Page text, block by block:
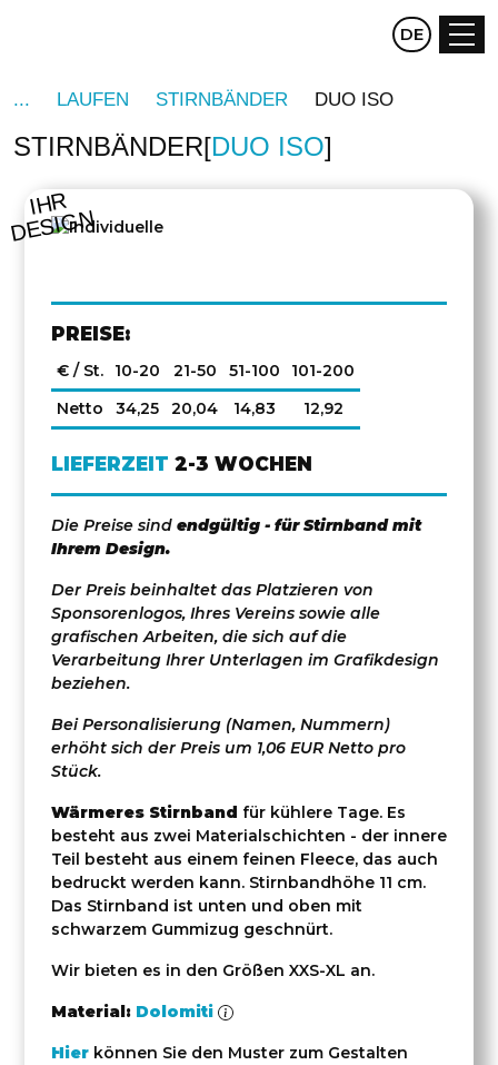
CZ EN
DE
LAUFEN STIRNBÄNDER DUO ISO
STIRNBÄNDER DUO ISO
IHR
DESIGN
PREISE:
€ / St. 10-20 21-50 51-100
101-200
Netto
34,25 20,04 14,83 12,92
LIEFERZEIT 2-3 WOCHEN
Die Preise sind endgültig - für Stirnband mit
Ihrem Design.
Der Preis beinhaltet das Platzieren von
Sponsorenlogos, Ihres Vereins sowie alle
grafischen Arbeiten, die sich auf die
Verarbeitung Ihrer Unterlagen im Grafikdesign
beziehen.
Bei Personalisierung (Namen, Nummern)
erhöht sich der Preis um 1,06 EUR Netto pro
Stück.
Wärmeres Stirnband für kühlere Tage. Es
besteht aus zwei Materialschichten - der innere
Teil besteht aus einem feinen Fleece, das auch
bedruckt werden kann. Stirnbandhöhe 11 cm.
Das Stirnband ist unten und oben mit
schwarzem Gummizug geschnürt.
Wir bieten es in den Größen XXS-XL an.
Material: Dolomiti
Hier können Sie den Muster zum Gestalten